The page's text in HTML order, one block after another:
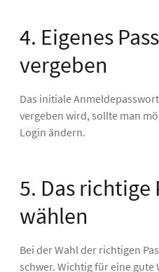
4. Eigenes
vergeben
Das initiale
vergeben wird, sollte man
Login ändern.
5. Das richtige
wählen
Bei der Wahl der richtigen
schwer. Wichtig für eine gute